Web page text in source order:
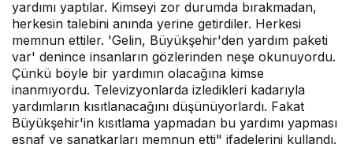
yardımı yaptılar. Kimseyi zor durumda bırakmadan,
herkesin talebini anında yerine getirdiler. Herkesi
memnun ettiler. 'Gelin, Büyükşehir'den yardım paketi
var' denince insanların gözlerinden neşe okunuyordu.
Çünkü böyle bir yardımın olacağına kimse
inanmıyordu. Televizyonlarda izledikleri kadarıyla
yardımların kısıtlanacağını düşünüyorlardı. Fakat
Büyükşehir'in kısıtlama yapmadan bu yardımı yapması
esnaf ve sanatkarları memnun etti" ifadelerini kullandı.